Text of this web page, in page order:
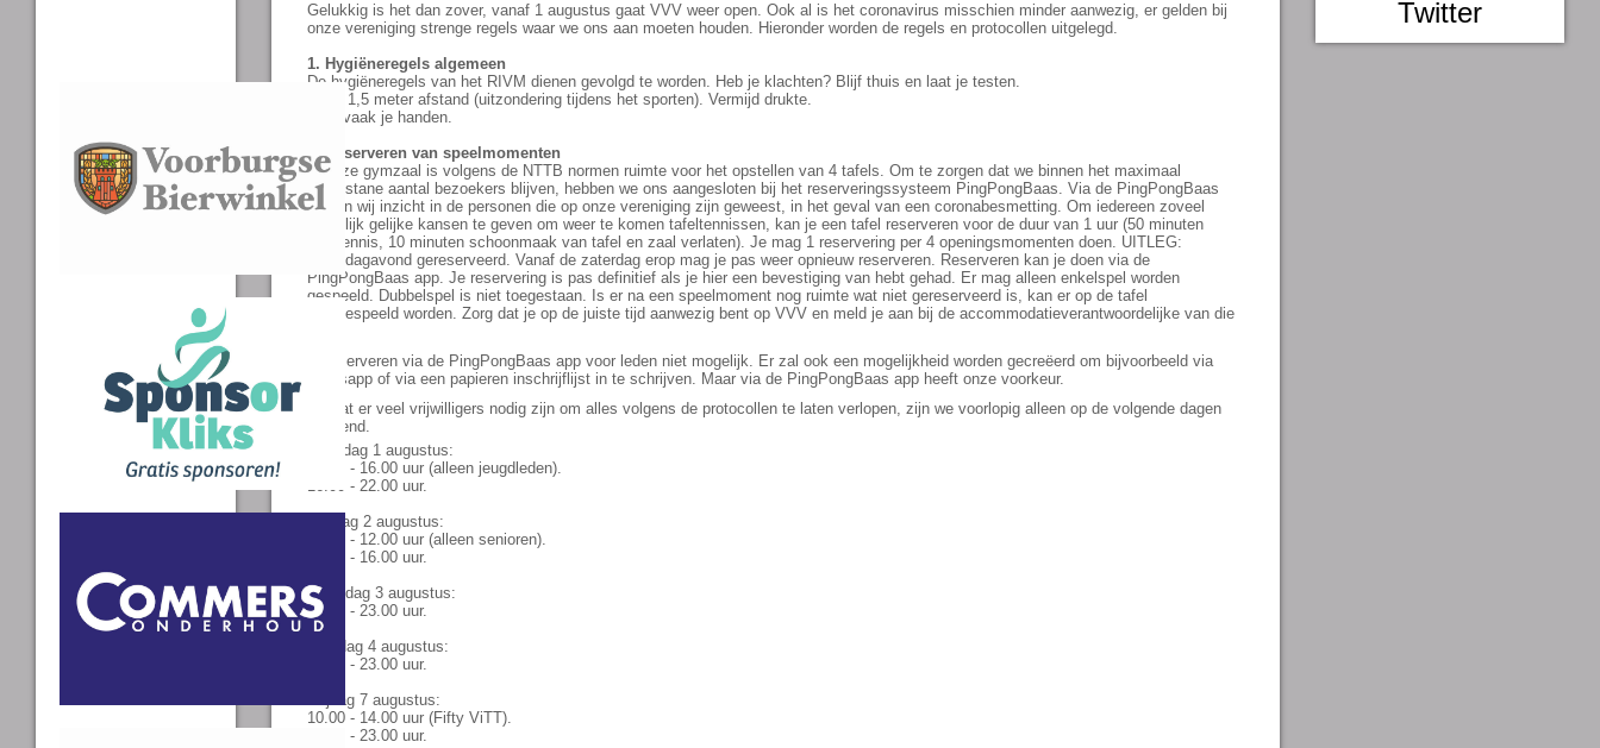
Gelukkig is het dan zover, vanaf 1 augustus gaat VVV weer open. Ook al is het coronavirus misschien minder aanwezig, er gelden bij
onze vereniging strenge regels waar we ons aan moeten houden. Hieronder worden de regels en protocollen uitgelegd.
1. Hygiëneregels algemeen
De hygiëneregels van het RIVM dienen gevolgd te worden. Heb je klachten? Blijf thuis en laat je testen.
Houd 1,5 meter afstand (uitzondering tijdens het sporten). Vermijd drukte.
Was vaak je handen.
2. Reserveren van speelmomenten
In onze gymzaal is volgens de NTTB normen ruimte voor het opstellen van 4 tafels. Om te zorgen dat we binnen het maximaal
toegestane aantal bezoekers blijven, hebben we ons aangesloten bij het reserveringssysteem PingPongBaas. Via de PingPongBaas
krijgen wij inzicht in de personen die op onze vereniging zijn geweest, in het geval van een coronabesmetting. Om iedereen zoveel
mogelijk gelijke kansen te geven om weer te komen tafeltennissen, kan je een tafel reserveren voor de duur van 1 uur (50 minuten
tafeltennis, 10 minuten schoonmaak van tafel en zaal verlaten). Je mag 1 reservering per 4 openingsmomenten doen. UITLEG:
Maandagavond gereserveerd. Vanaf de zaterdag erop mag je pas weer opnieuw reserveren. Reserveren kan je doen via de
PingPongBaas app. Je reservering is pas definitief als je hier een bevestiging van hebt gehad. Er mag alleen enkelspel worden
gespeeld. Dubbelspel is niet toegestaan. Is er na een speelmoment nog ruimte wat niet gereserveerd is, kan er op de tafel
doorgespeeld worden. Zorg dat je op de juiste tijd aanwezig bent op VVV en meld je aan bij de accommodatieverantwoordelijke van die
Is reserveren via de PingPongBaas app voor leden niet mogelijk. Er zal ook een mogelijkheid worden gecreëerd om bijvoorbeeld via
whatsapp of via een papieren inschrijflijst in te schrijven. Maar via de PingPongBaas app heeft onze voorkeur.
Omdat er veel vrijwilligers nodig zijn om alles volgens de protocollen te laten verlopen, zijn we voorlopig alleen op de volgende dagen
geopend.
Zaterdag 1 augustus:
13.00 - 16.00 uur (alleen jeugdleden).
16.00 - 22.00 uur.
Zondag 2 augustus:
10.00 - 12.00 uur (alleen senioren).
12.00 - 16.00 uur.
Maandag 3 augustus:
20.00 - 23.00 uur.
Dinsdag 4 augustus:
20.00 - 23.00 uur.
Vrijdag 7 augustus:
10.00 - 14.00 uur (Fifty ViTT).
20.00 - 23.00 uur.
Twitter